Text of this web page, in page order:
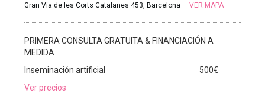
Gran Via de les Corts Catalanes 453, Barcelona VER MAPA
PRIMERA CONSULTA GRATUITA & FINANCIACIÓN A
MEDIDA
Inseminación artificial
500€
Ver precios